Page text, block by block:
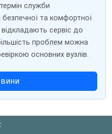
служби
та комфортної
сервіс до
проблем можна
основних вузлів.